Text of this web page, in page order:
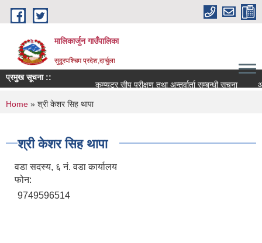
Skip to main content
मालिकार्जुन गाउँपालिका
सुदूरपश्चिम प्रदेश,दार्चुला
प्रमुख सूचना ::
कम्प्युटर सीप परीक्षण तथा अन्तर्वार्ता सम्बन्धी सूचना
You are here
Home » श्री केशर सिह थापा
श्री केशर सिह थापा
वडा सदस्य, ६ नं. वडा कार्यालय
फोन:
9749596514